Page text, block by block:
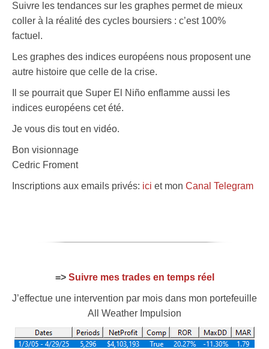
Suivre les tendances sur les graphes permet de mieux
coller à la réalité des cycles boursiers : c’est 100%
factuel.
Les graphes des indices européens nous proposent une
autre histoire que celle de la crise.
Il se pourrait que Super El Niño enflamme aussi les
indices européens cet été.
Je vous dis tout en vidéo.
Bon visionnage
Cedric Froment
Inscriptions aux emails privés: ici et mon Canal Telegram
=> Suivre mes trades en temps réel
J’effectue une intervention par mois dans mon portefeuille
All Weather Impulsion